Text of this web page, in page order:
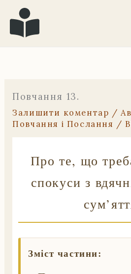
Перейти
до
вмісту
Повчання 13.
Залишити коментар /
Повчання і Послання /
Про те, що
спокуси з
Зміст частини: